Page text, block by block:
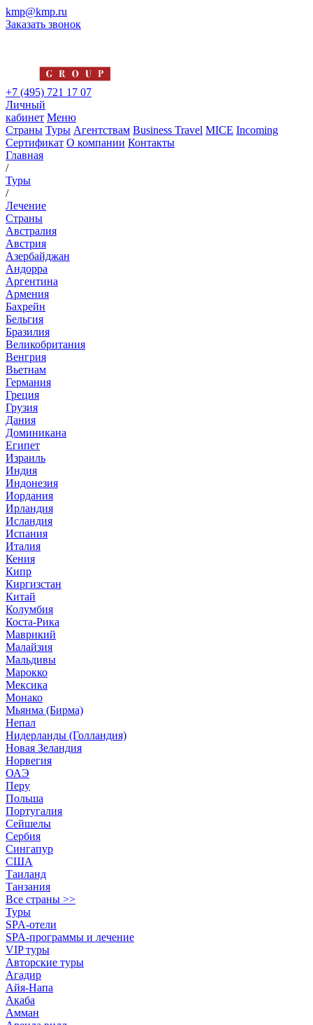
kmp@kmp.ru
Заказать звонок
+7 (495) 721 17 07
Личный
кабинет Меню
Страны Туры Агентствам Business Travel MICE Incoming
Сертификат О компании Контакты
Главная
/
Туры
/
Лечение
Страны
Австралия
Австрия
Азербайджан
Андорра
Аргентина
Армения
Бахрейн
Бельгия
Бразилия
Великобритания
Венгрия
Вьетнам
Германия
Греция
Грузия
Дания
Доминикана
Египет
Израиль
Индия
Индонезия
Иордания
Ирландия
Исландия
Испания
Италия
Кения
Кипр
Киргизстан
Китай
Колумбия
Коста-Рика
Маврикий
Малайзия
Мальдивы
Марокко
Мексика
Монако
Мьянма (Бирма)
Непал
Нидерланды (Голландия)
Новая Зеландия
Норвегия
ОАЭ
Перу
Польша
Португалия
Сейшелы
Сербия
Сингапур
США
Таиланд
Танзания
Все страны >>
Туры
SPA-отели
SPA-программы и лечение
VIP туры
Авторские туры
Агадир
Айя-Напа
Акаба
Амман